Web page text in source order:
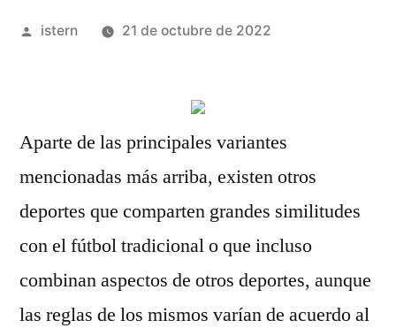
Publicado
istern 21 de octubre de 2022
Aparte de las principales variantes
mencionadas más arriba, existen otros
deportes que comparten grandes similitudes
con el fútbol tradicional o que incluso
combinan aspectos de otros deportes, aunque
las reglas de los mismos varían de acuerdo al